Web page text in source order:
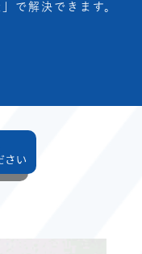
で解決できます。